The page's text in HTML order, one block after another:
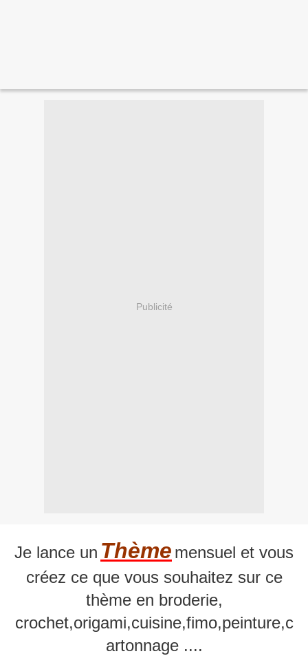
Publicité
Je lance un Thème mensuel et vous
créez ce que vous souhaitez sur ce
thème en broderie,
crochet,origami,cuisine,fimo,peinture,c
artonnage ....